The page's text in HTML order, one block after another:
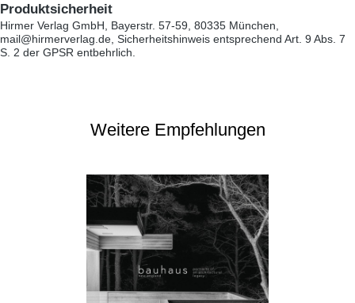
Produktsicherheit
Hirmer Verlag GmbH, Bayerstr. 57-59, 80335 München,
mail@hirmerverlag.de, Sicherheitshinweis entsprechend Art. 9 Abs. 7
S. 2 der GPSR entbehrlich.
Weitere Empfehlungen